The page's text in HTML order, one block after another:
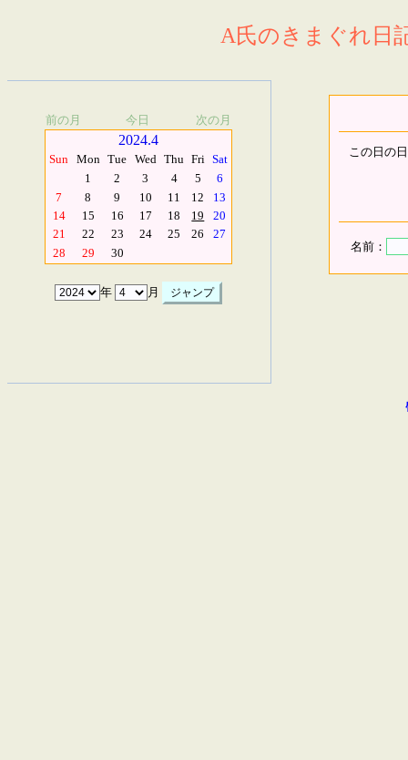
A氏のきまぐれ日
前の月 今日 次の月
2024.4
Sun Mon Tue Wed Thu Fri Sat
1
2 3 4 5
6
7
8 9 10 11 12
13
14
15 16 17 18 19
20
21
22 23 24 25 26
27
28
29 30
年 月
この日の
名前：